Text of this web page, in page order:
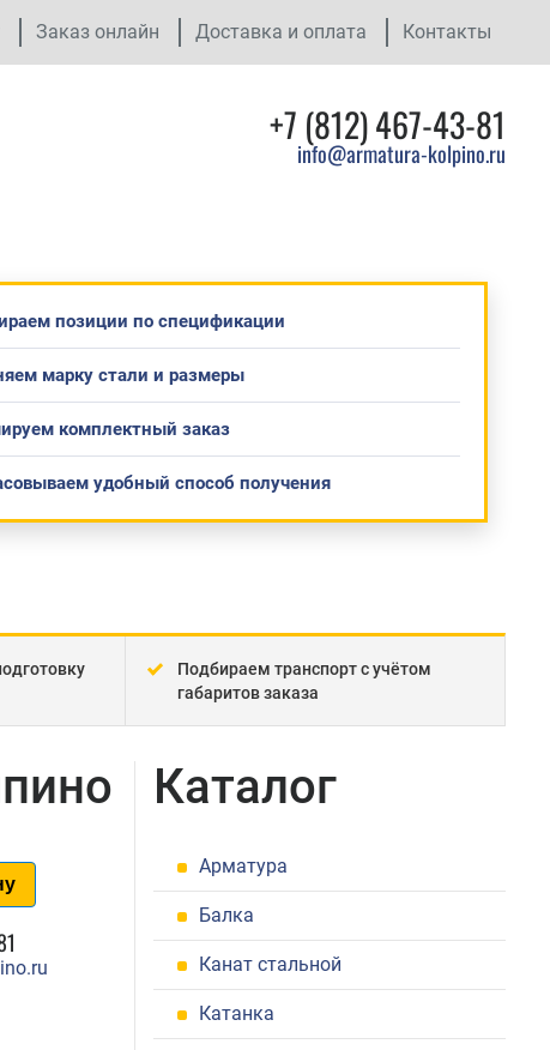
Заказ онлайн Доставка и оплата Контакты
+7 (812) 467-43-81
info@armatura-kolpino.ru
позиции по спецификации
марку стали и размеры
комплектный заказ
удобный способ получения
Подбираем транспорт с учётом
габаритов заказа
Каталог
Арматура
Балка
Канат стальной
Катанка